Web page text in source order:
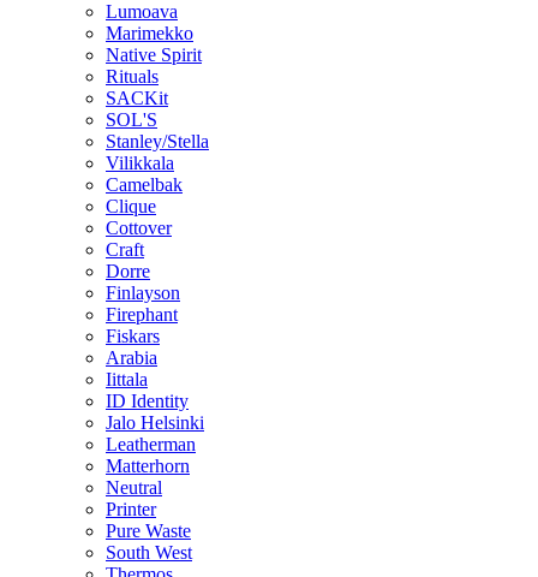
Lumoava
Marimekko
Native Spirit
Rituals
SACKit
SOL'S
Stanley/Stella
Vilikkala
Camelbak
Clique
Cottover
Craft
Dorre
Finlayson
Firephant
Fiskars
Arabia
Iittala
ID Identity
Jalo Helsinki
Leatherman
Matterhorn
Neutral
Printer
Pure Waste
South West